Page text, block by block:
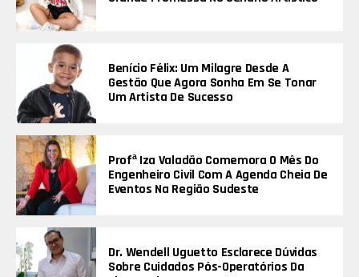
Benício Félix: Um Milagre Desde A
Gestão Que Agora Sonha Em Se Tonar
Um Artista De Sucesso
Profª Iza Valadão Comemora O Mês Do
Engenheiro Civil Com A Agenda Cheia De
Eventos Na Região Sudeste
Dr. Wendell Uguetto Esclarece Dúvidas
Sobre Cuidados Pós-Operatórios Da